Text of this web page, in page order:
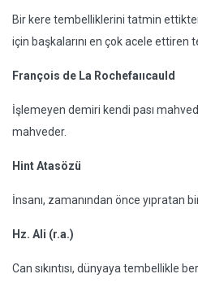
Bir kere tembelliklerini tatmin
için başkalarını en çok acele ettiren
François de La Rochefaııcauld
İşlemeyen demiri kendi pası
mahveder.
Hint Atasözü
İnsanı, zamanından önce yıpratan
Hz. Ali (r.a.)
Can sıkıntısı, dünyaya tembellikle